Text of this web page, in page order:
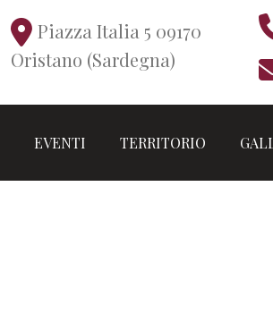
Piazza Italia 5 09170
Oristano (Sardegna)
EVENTI TERRITORIO